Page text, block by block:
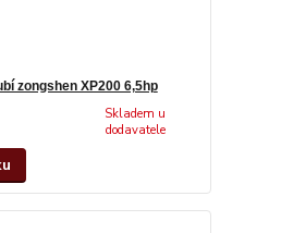
zongshen XP200 6,5hp
Skladem u
dodavatele